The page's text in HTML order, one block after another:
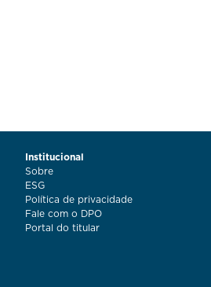
Institucional
Sobre
ESG
Política de privacidade
Fale com o DPO
Portal do titular